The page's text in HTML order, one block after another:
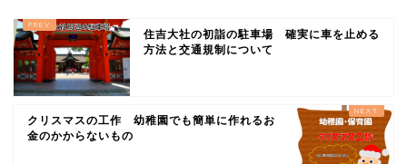
住吉大社の初詣の駐車場 確実に車を止める
方法と交通規制について
クリスマスの工作 幼稚園でも簡単に作れるお
金のかからないもの